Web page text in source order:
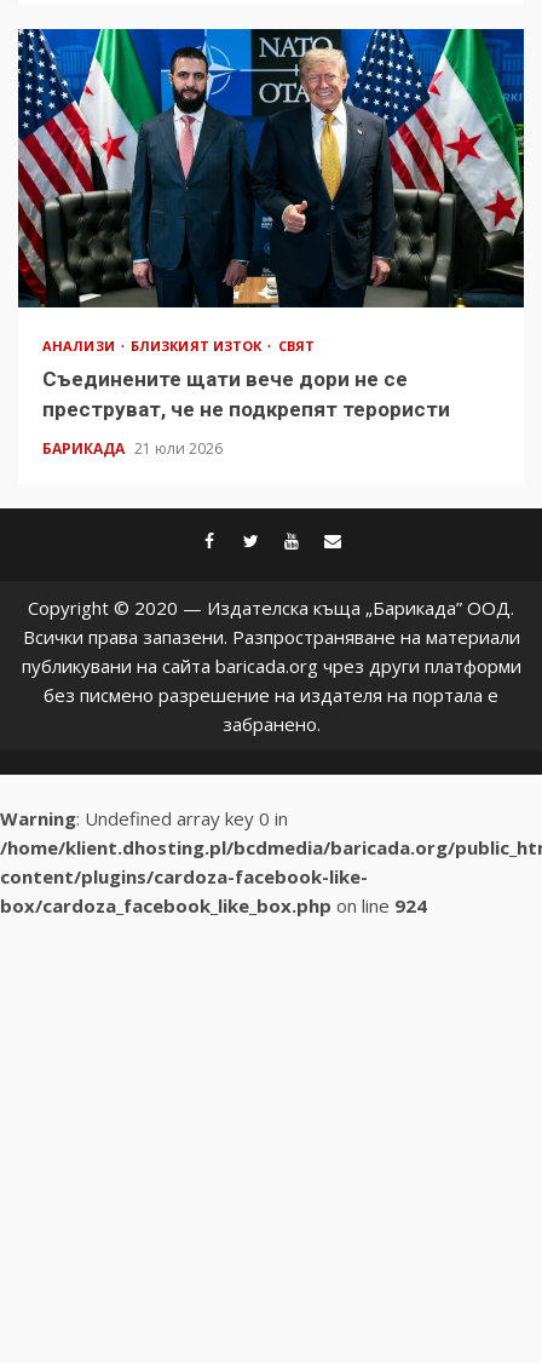
АНАЛИЗИ БЛИЗКИЯТ ИЗТОК СВЯТ
Съединените щати вече дори не се
преструват, че не подкрепят терористи
БАРИКАДА 21 юли 2026
facebook
twitter
youtube
Copyright © 2020 — Издателска къща „Барикада” ООД.
Всички права запазени. Разпространяване на материали
публикувани на сайта baricada.org чрез други платформи
без писмено разрешение на издателя на портала е
забранено.
Warning: Undefined array key 0 in
/home/klient.dhosting.pl/bcdmedia/baricada.org/
content/plugins/cardoza-facebook-like-
box/cardoza_facebook_like_box.php on line 924